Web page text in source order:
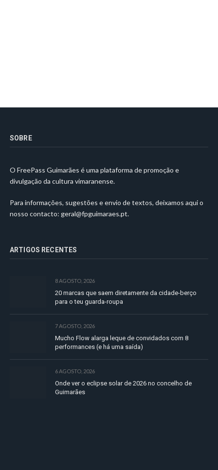
SOBRE
O FreePass Guimarães é uma plataforma de promoção e
divulgação da cultura vimaranense.
Para informações, sugestões e envio de textos, deixamos aqui o
nosso contacto: geral@fpguimaraes.pt.
ARTIGOS RECENTES
8 AGOSTO, 2026
20 marcas que saem diretamente da cidade-berço
para o teu guarda-roupa
7 AGOSTO, 2026
Mucho Flow alarga leque de convidados com 8
performances (e há uma saída)
6 AGOSTO, 2026
Onde ver o eclipse solar de 2026 no concelho de
Guimarães